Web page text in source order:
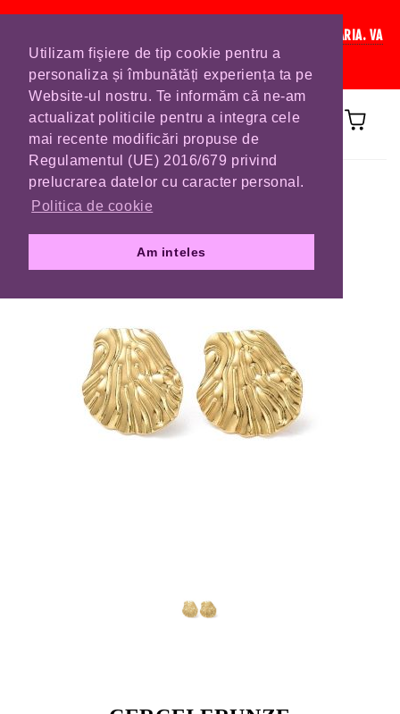
Utilizam fişiere de tip cookie pentru a
personaliza și îmbunătăți experiența ta pe
Website-ul nostru. Te informăm că ne-am
actualizat politicile pentru a integra cele
mai recente modificări propuse de
Regulamentul (UE) 2016/679 privind
prelucrarea datelor cu caracter personal.
Politica de cookie
Am inteles
IN CURAND INCHIDEM LISTA DE COMENZI PENTRU SFANTA MARIA. VA
RUGAM SA VA PLASATI COMENZILE DIN TIMP.
Prima pagină CERCEI